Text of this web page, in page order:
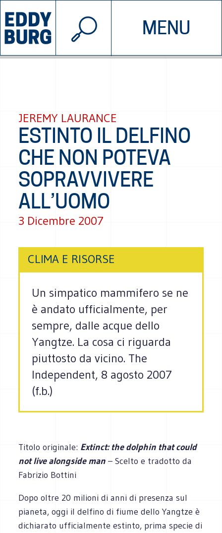
MENU
INIZIATIVE CHI SIAMO
© 2026 EDDYBURG
JEREMY LAURANCE
ESTINTO IL DELFINO
CHE NON POTEVA
SOPRAVVIVERE
ALL’UOMO
3 Dicembre 2007
CLIMA E RISORSE
Un simpatico mammifero se ne
è andato ufficialmente, per
sempre, dalle acque dello
Yangtze. La cosa ci riguarda
piuttosto da vicino. The
Independent, 8 agosto 2007
(f.b.)
Titolo originale: Extinct: the dolphin that could
not live alongside man – Scelto e tradotto da
Fabrizio Bottini
Dopo oltre 20 milioni di anni di presenza sul
pianeta, oggi il delfino di fiume dello Yangtze è
dichiarato ufficialmente estinto, prima specie di